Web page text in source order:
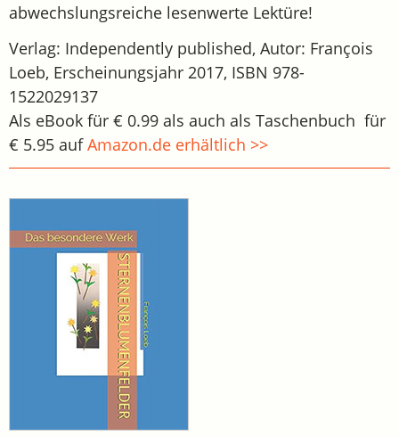
abwechslungsreiche lesenwerte Lektüre!
Verlag: Independently published, Autor: François
Loeb, Erscheinungsjahr 2017, ISBN 978-
1522029137
Als eBook für € 0.99 als auch als Taschenbuch für
€ 5.95 aufAmazon.de erhältlich >>